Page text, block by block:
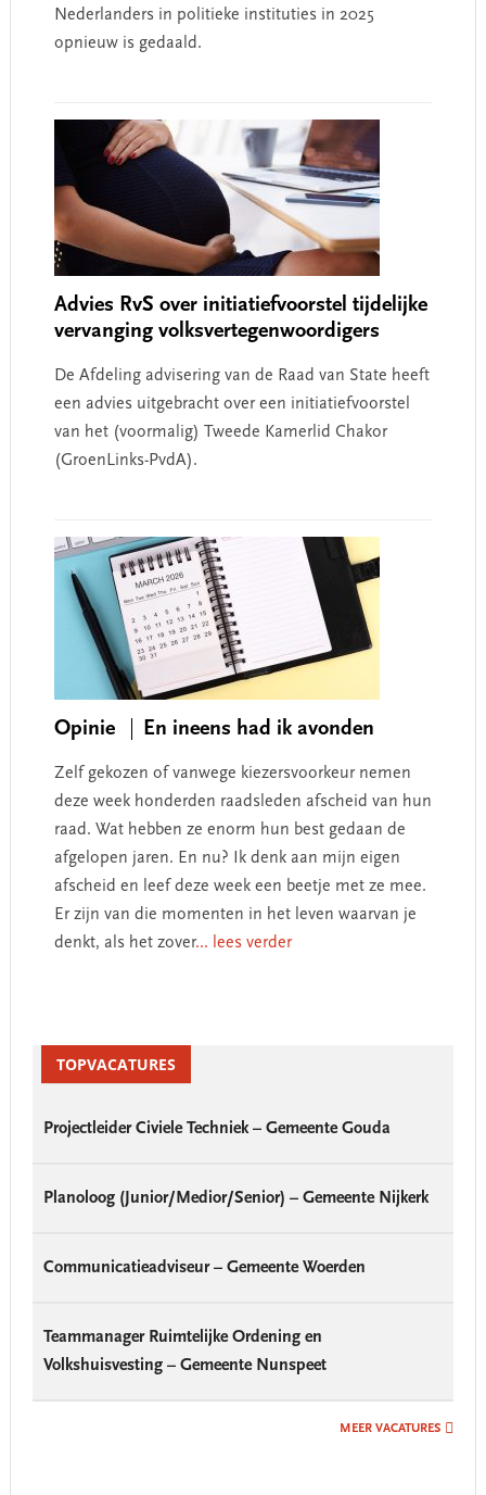
Nederlanders in politieke instituties in 2025
opnieuw is gedaald.
Advies RvS over initiatiefvoorstel tijdelijke
vervanging volksvertegenwoordigers
De Afdeling advisering van de Raad van State heeft
een advies uitgebracht over een initiatiefvoorstel
van het (voormalig) Tweede Kamerlid Chakor
(GroenLinks-PvdA).
Opinie En ineens had ik avonden
Zelf gekozen of vanwege kiezersvoorkeur nemen
deze week honderden raadsleden afscheid van hun
raad. Wat hebben ze enorm hun best gedaan de
afgelopen jaren. En nu? Ik denk aan mijn eigen
afscheid en leef deze week een beetje met ze mee.
Er zijn van die momenten in het leven waarvan je
denkt, als het zover... lees verder
SidebarTOPVACATURES
Projectleider Civiele Techniek – Gemeente Gouda
Planoloog (Junior/Medior/Senior) – Gemeente Nijkerk
Communicatieadviseur – Gemeente Woerden
Teammanager Ruimtelijke Ordening en
Volkshuisvesting – Gemeente Nunspeet
MEER VACATURES